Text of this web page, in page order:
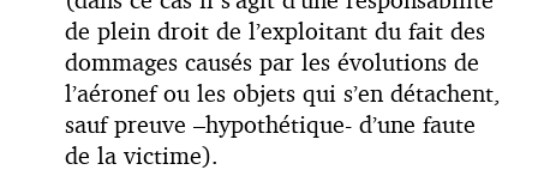
de plein droit de l’exploitant du fait des
dommages causés par les évolutions de
l’aéronef ou les objets qui s’en détachent,
sauf preuve –hypothétique- d’une faute
de la victime).